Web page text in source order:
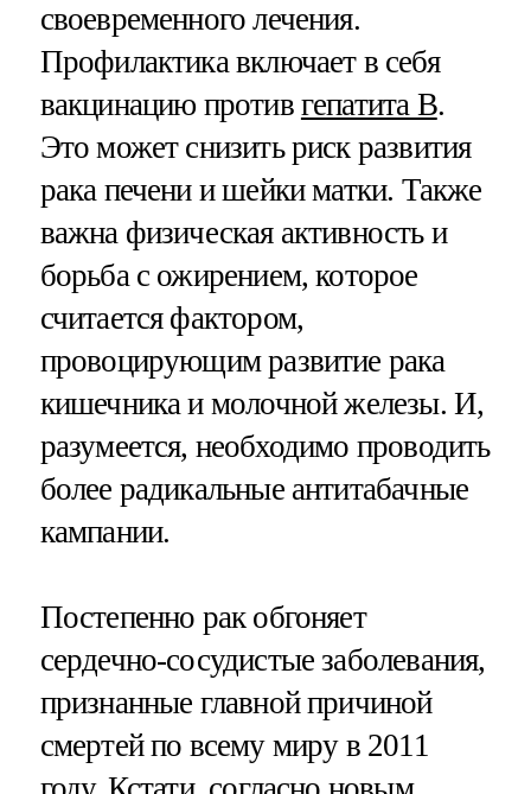
своевременного лечения.
Профилактика включает в себя
вакцинацию против гепатита В.
Это может снизить риск развития
рака печени и шейки матки. Также
важна физическая активность и
борьба с ожирением, которое
считается фактором,
провоцирующим развитие рака
кишечника и молочной железы. И,
разумеется, необходимо проводить
более радикальные антитабачные
кампании.
Постепенно рак обгоняет
сердечно-сосудистые заболевания,
признанные главной причиной
смертей по всему миру в 2011